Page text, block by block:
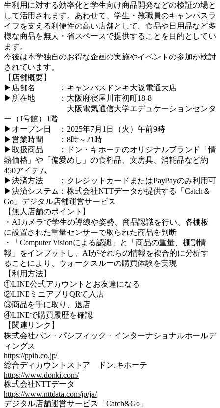
生利用に対する効率化と学生向け商品開発などの検証の場と
して活用されます。あわせて、学生・教職員のキャンパスラ
イフを支える利便性の高い店舗として、食品や日用品など多
様な商品を無人・省スペースで提供することを目的としてい
ます。
今後は本学独自のお得な企画の実施やイベントの参加が検討
されています。
【店舗概要】
▶店舗名 ：キャンパスドンキ大阪電通大店
▶所在地 ：大阪府寝屋川市初町18-8
大阪電気通信大学エデュケーションセンタ
ー（J号館）1階
▶オープン日 ：2025年7月1日（火）午前9時
▶営業時間 ：8時～21時
▶取扱商品 ：ドン・キホーテのオリジナルブランド「情
熱価格」や「偏愛めし」の食料品、文房具、消耗品など約
450アイテム
▶決済方法 ：クレジットカードまたはPayPayのみ利用可
▶決済システム：株式会社NTTデータが提供する「Catch＆
Go」デジタル店舗運営サービス
【無人店舗のポイント】
・AIカメラで学生の導線や姿勢、商品認識を行い、各棚板
に設置された重量センサーで取られた商品を判断
・「Computer Visionによる認識」と「商品の重量、棚割情
報」をインプットし、AIがそれらの情報を複合的に分析す
ることにより、ウォークスルーの購買体験を実現
【利用方法】
①LINE公式アカウントとお友達になる
②LINEミニアプリQRで入店
③商品を手に取り、退店
④LINEで購買履歴を確認
【関連リンク】
株式会社パン・パシフィック・インターナショナルホールデ
ィングス
https://ppih.co.jp/
総合ディカウントストア ドン.キホーテ
https://www.donki.com/
株式会社NTTデータ
https://www.nttdata.com/jp/ja/
デジタル店舗運営サービス「Catch&Go」